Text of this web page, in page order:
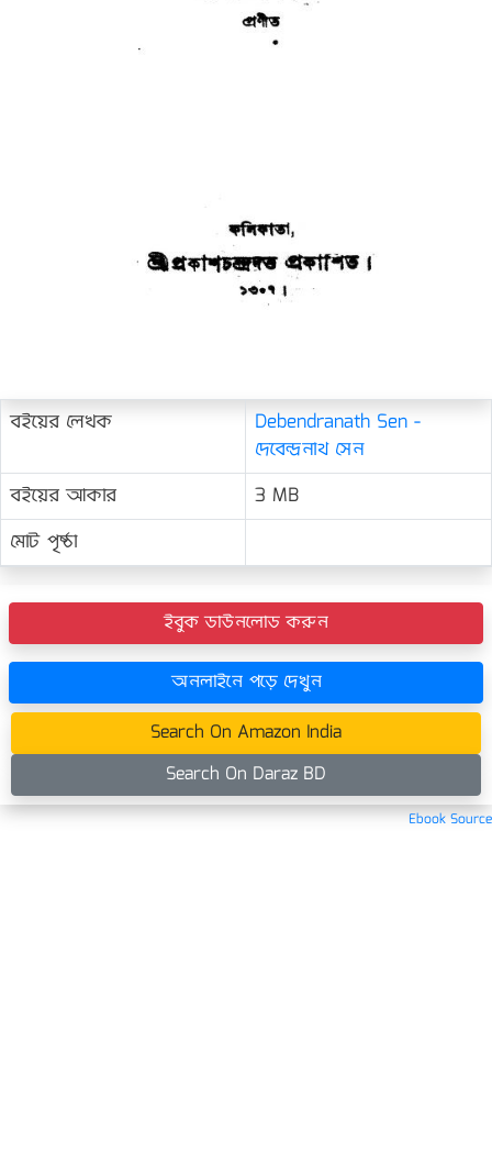
বইয়ের লেখক
Debendranath Sen -
দেবেন্দ্রনাথ সেন
বইয়ের আকার
3 MB
মোট পৃষ্ঠা
ইবুক ডাউনলোড করুন
অনলাইনে পড়ে দেখুন
Search On Amazon India
Search On Daraz BD
Ebook Source